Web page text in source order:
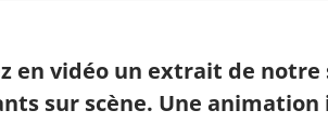
en vidéo un extrait de
sur scène. Une